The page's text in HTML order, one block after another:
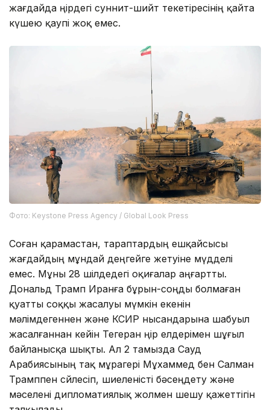
жағдайда өңірдегі суннит-шийт текетіресінің қайта
күшею қаупі жоқ емес.
Фото: Keystone Press Agency / Global Look Press
Соған қарамастан, тараптардың ешқайсысы
жағдайдың мұндай деңгейге жетуіне мүдделі
емес. Мұны 28 шілдедегі оқиғалар аңғартты.
Дональд Трамп Иранға бұрын-соңды болмаған
қуатты соққы жасалуы мүмкін екенін
мәлімдегеннен және КСИР нысандарына шабуыл
жасалғаннан кейін Тегеран өңір елдерімен шұғыл
байланысқа шықты. Ал 2 тамызда Сауд
Арабиясының тақ мұрагері Мұхаммед бен Салман
Трамппен сөйлесіп, шиеленісті бәсеңдету және
мәселені дипломатиялық жолмен шешу қажеттігін